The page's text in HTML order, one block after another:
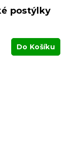
postýlky
Do Košíku